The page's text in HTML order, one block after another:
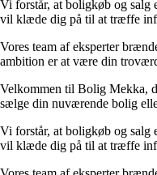
Vi forstår, at boligkøb og salg
vil klæde dig på til at træffe
Vores team af eksperter
ambition er at være din
Velkommen til Bolig Mekka,
sælge din nuværende bolig
Vi forstår, at boligkøb og salg
vil klæde dig på til at træffe